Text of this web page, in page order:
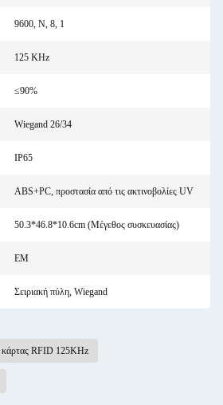
9600, N, 8, 1
125 KHz
≤90%
Wiegand 26/34
IP65
ABS+PC, προστασία από τις ακτινοβολίες UV
50.3*46.8*10.6cm (Μέγεθος συσκευασίας)
EM
Σειριακή πύλη, Wiegand
κάρτας RFID 125KHz